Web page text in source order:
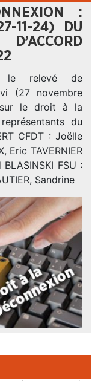
:
11-24) DU
le relevé de
(27 novembre
sur le droit à la
du
CFDT : Joëlle
Eric TAVERNIER
FSU :
Sandrine